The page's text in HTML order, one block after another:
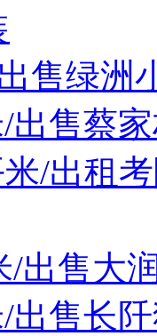
售绿洲
出售蔡
米/出租
/出售大
出售长